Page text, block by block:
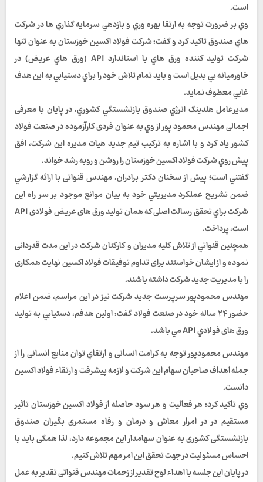
است.
وي بر ضرورت توجه به ارتقا بهره وري و بازدهي سرمايه گذاري ها در شركت
هاي صندوق تاكيد كرد و گفت: شركت فولاد اكسين خوزستان به عنوان تنها
شركت توليد كننده ورق هاي با استاندارد API (ورق هاي عريض) در
خاورميانه بي بديل است و بايد تمام تلاش خود را براي دستيابي به اين هدف
غايي معطوف نمايد.
مديرعامل هلدينگ انرژي صندوق بازنشستگي كشوري، در پایان با معرفی
اجمالی مهندس محمود پور از وي به عنوان فردی کارآزموده در صنعت فولاد
کشور ياد كرد و با اشاره به ترکیب تيم جدید هیات مدیره اين شرکت، افق
پيش روي شرکت فولاد اکسین خوزستان را روشن و روبه رشد خواند.
گفتني است؛ پيش از سخنان دكتر برادران، مهندس قنواتی با ارائه گزارشي
ضمن تشريح عملکرد مدیریتي خود به بيان موانع موجود بر سر راه این
شرکت براي تحقق رسالت اصلی که همان تولید ورق های عریض فولادی API
است، پرداخت.
همچنين قنواتي از تلاش کلیه مدیران و کارکنان شرکت در اين مدت قدردانی
نموده و از ایشان خواستند برای تداوم توفیقات فولاد اکسین نهایت همکاری
را با مدیریت جدید شرکت داشته باشند.
مهندس محمودپور سرپرست جدید شركت نيز در اين مراسم، ضمن اعلام
حضور ۲۴ ساله خود در صنعت فولاد گفت: اولین هدفم، دستيابي به تولید
ورق های فولادي API مي باشد.
مهندس محمودپور توجه به کرامت انسانی و ارتقاي توان منابع انسانی را از
جمله اهداف صاحبان سهام اين شركت و لازمه پیشرفت و ارتقاء فولاد اکسین
دانست.
وي تاكيد كرد: هر فعالیت و هر سود حاصله از فولاد اکسین خوزستان تاثير
مستقيم در در امرار معاش و درمان و رفاه مستمری بگیران صندوق
بازنشستگی کشوری به عنوان سهامدار این مجموعه دارد، لذا همگی بايد با
احساس مسئولیت در جهت تحقق این امر مهم تلاش كنيم.
در پایان این جلسه با اهداء لوح تقدیر از زحمات مهندس قنواتی تقدیر به عمل